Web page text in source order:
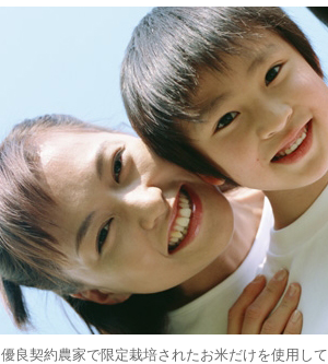
優良契約農家で限定栽培されたお米だけを使用して